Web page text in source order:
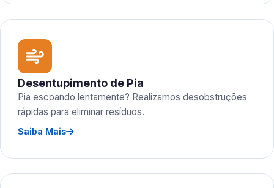
Desentupimento de Pia
Pia escoando lentamente? Realizamos desobstruções
rápidas para eliminar resíduos.
Saiba Mais